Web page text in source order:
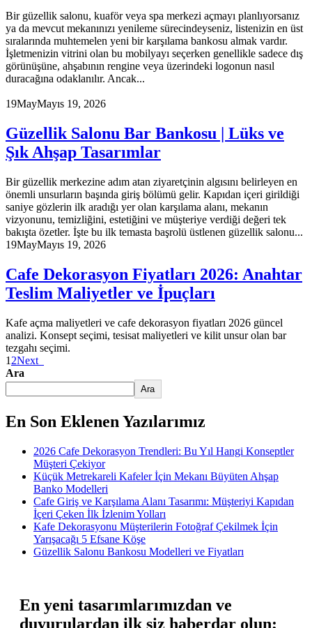
Bir güzellik salonu, kuaför veya spa merkezi açmayı planlıyorsanız
ya da mevcut mekanınızı yenileme sürecindeyseniz, listenizin en üst
sıralarında muhtemelen yeni bir karşılama bankosu almak vardır.
İşletmenizin vitrini olan bu mobilyayı seçerken genellikle sadece dış
görünüşüne, ahşabının rengine veya üzerindeki logonun nasıl
duracağına odaklanılır. Ancak...
19MayMayıs 19, 2026
Güzellik Salonu Bar Bankosu | Lüks ve
Şık Ahşap Tasarımlar
Bir güzellik merkezine adım atan ziyaretçinin algısını belirleyen en
önemli unsurların başında giriş bölümü gelir. Kapıdan içeri girildiği
saniye gözlerin ilk aradığı yer olan karşılama alanı, mekanın
vizyonunu, temizliğini, estetiğini ve müşteriye verdiği değeri tek
bakışta özetler. İşte bu ilk temasta başrolü üstlenen güzellik salonu...
19MayMayıs 19, 2026
Cafe Dekorasyon Fiyatları 2026: Anahtar
Teslim Maliyetler ve İpuçları
Kafe açma maliyetleri ve cafe dekorasyon fiyatları 2026 güncel
analizi. Konsept seçimi, tesisat maliyetleri ve kilit unsur olan bar
tezgahı seçimi.
1 2Next
Ara
Ara
En Son Eklenen Yazılarımız
2026 Cafe Dekorasyon Trendleri: Bu Yıl Hangi Konseptler
Müşteri Çekiyor
Küçük Metrekareli Kafeler İçin Mekanı Büyüten Ahşap
Banko Modelleri
Cafe Giriş ve Karşılama Alanı Tasarımı: Müşteriyi Kapıdan
İçeri Çeken İlk İzlenim Yolları
Kafe Dekorasyonu Müşterilerin Fotoğraf Çekilmek İçin
Yarışacağı 5 Efsane Köşe
Güzellik Salonu Bankosu Modelleri ve Fiyatları
En yeni tasarımlarımızdan ve
duyurulardan ilk siz haberdar olun;